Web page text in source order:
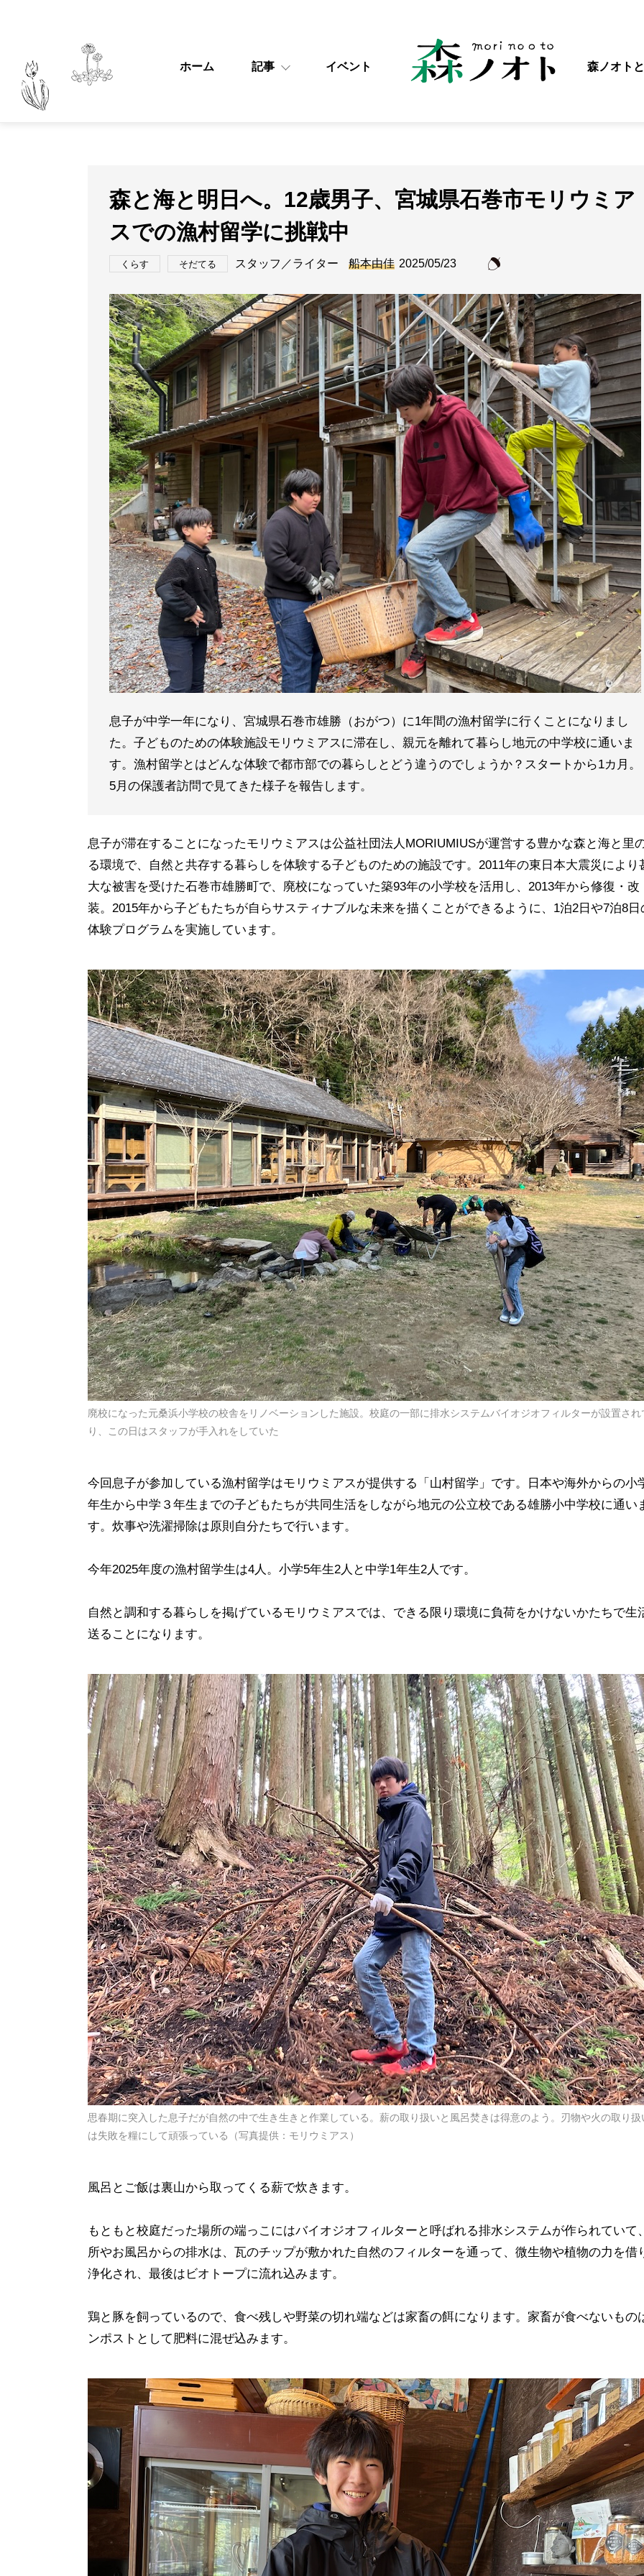
ホーム 記事 イベント 森ノオト
森と海と明日へ。12歳男子、宮城県石巻市モリウミア
スでの漁村留学に挑戦中
くらす そだてる スタッフ／ライター 船本由佳 2025/05/23
息子が中学一年になり、宮城県石巻市雄勝（おがつ）に1年間の漁村留学に行くことになりまし
た。子どものための体験施設モリウミアスに滞在し、親元を離れて暮らし地元の中学校に通いま
す。漁村留学とはどんな体験で都市部での暮らしとどう違うのでしょうか？スタートから1カ月。
5月の保護者訪問で見てきた様子を報告します。
息子が滞在することになったモリウミアスは公益社団法人MORIUMIUSが運営する豊かな森と海と里
る環境で、自然と共存する暮らしを体験する子どものための施設です。2011年の東日本大震災により
大な被害を受けた石巻市雄勝町で、廃校になっていた築93年の小学校を活用し、2013年から修復・改
装。2015年から子どもたちが自らサスティナブルな未来を描くことができるように、1泊2日や7泊8日
体験プログラムを実施しています。
廃校になった元桑浜小学校の校舎をリノベーションした施設。校庭の一部に排水システムバイオジオフィルターが設置され
り、この日はスタッフが手入れをしていた
今回息子が参加している漁村留学はモリウミアスが提供する「山村留学」です。日本や海外からの小
年生から中学３年生までの子どもたちが共同生活をしながら地元の公立校である雄勝小中学校に通い
す。炊事や洗濯掃除は原則自分たちで行います。
今年2025年度の漁村留学生は4人。小学5年生2人と中学1年生2人です。
自然と調和する暮らしを掲げているモリウミアスでは、できる限り環境に負荷をかけないかたちで生
送ることになります。
思春期に突入した息子だが自然の中で生き生きと作業している。薪の取り扱いと風呂焚きは得意のよう。刃物や火の取り扱
は失敗を糧にして頑張っている（写真提供：モリウミアス）
風呂とご飯は裏山から取ってくる薪で炊きます。
もともと校庭だった場所の端っこにはバイオジオフィルターと呼ばれる排水システムが作られていて
所やお風呂からの排水は、瓦のチップが敷かれた自然のフィルターを通って、微生物や植物の力を借
浄化され、最後はビオトープに流れ込みます。
鶏と豚を飼っているので、食べ残しや野菜の切れ端などは家畜の餌になります。家畜が食べないもの
ンポストとして肥料に混ぜ込みます。